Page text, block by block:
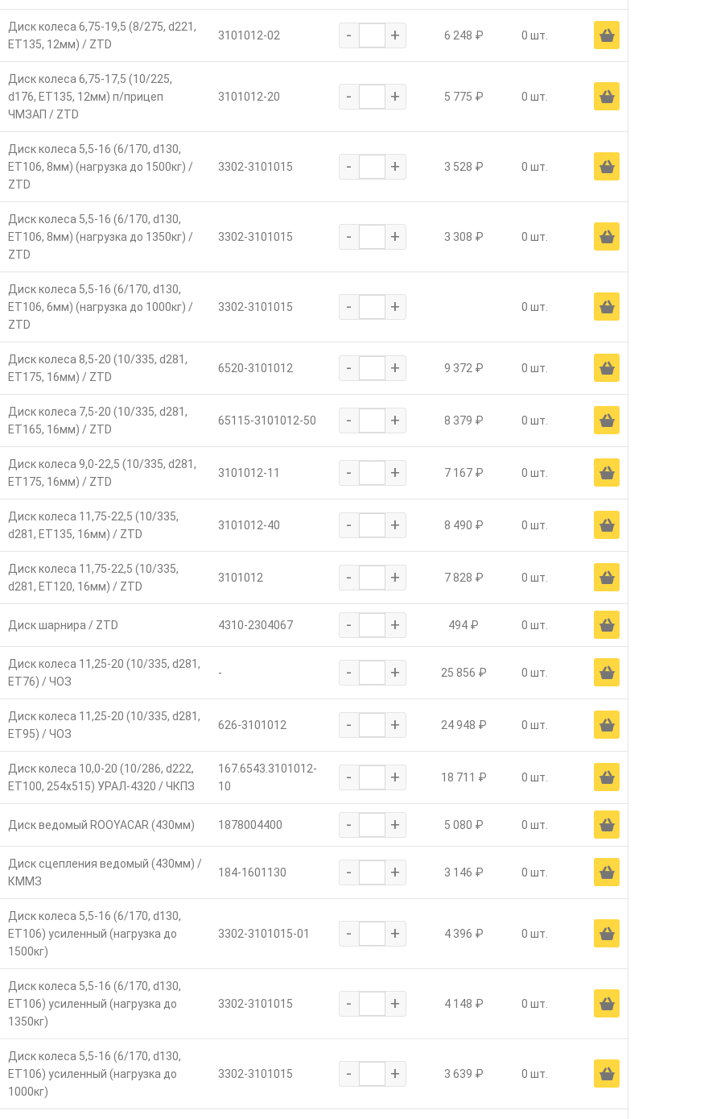
Диск колеса 6,75-19,5 (8/275, d221,
ET135, 12мм) / ZTD
3101012-02 - + 6 248 ₽ 0 шт. Ä
Диск колеса 6,75-17,5 (10/225,
d176, ET135, 12мм) п/прицеп
ЧМЗАП / ZTD
3101012-20 - + 5 775 ₽ 0 шт. Ä
Диск колеса 5,5-16 (6/170, d130,
ET106, 8мм) (нагрузка до 1500кг) /
ZTD
3302-3101015 - + 3 528 ₽ 0 шт. Ä
Диск колеса 5,5-16 (6/170, d130,
ET106, 8мм) (нагрузка до 1350кг) /
ZTD
3302-3101015 - + 3 308 ₽ 0 шт. Ä
Диск колеса 5,5-16 (6/170, d130,
ET106, 6мм) (нагрузка до 1000кг) /
ZTD
3302-3101015 - + 0 шт. Ä
Диск колеса 8,5-20 (10/335, d281,
ET175, 16мм) / ZTD
6520-3101012 - + 9 372 ₽ 0 шт. Ä
Диск колеса 7,5-20 (10/335, d281,
ET165, 16мм) / ZTD
65115-3101012-50 - + 8 379 ₽ 0 шт. Ä
Диск колеса 9,0-22,5 (10/335, d281,
ET175, 16мм) / ZTD
3101012-11 - + 7 167 ₽ 0 шт. Ä
Диск колеса 11,75-22,5 (10/335,
d281, ET135, 16мм) / ZTD
3101012-40 - + 8 490 ₽ 0 шт. Ä
Диск колеса 11,75-22,5 (10/335,
d281, ET120, 16мм) / ZTD
3101012 - + 7 828 ₽ 0 шт. Ä
Диск шарнира / ZTD 4310-2304067 - + 494 ₽ 0 шт. Ä
Диск колеса 11,25-20 (10/335, d281,
ET76) / ЧОЗ
- - + 25 856 ₽ 0 шт. Ä
Диск колеса 11,25-20 (10/335, d281,
ET95) / ЧОЗ
626-3101012 - + 24 948 ₽ 0 шт. Ä
Диск колеса 10,0-20 (10/286, d222,
ЕТ100, 254х515) УРАЛ-4320 / ЧКПЗ
167.6543.3101012-
10
- + 18 711 ₽ 0 шт. Ä
Диск ведомый ROOYACAR (430мм) 1878004400 - + 5 080 ₽ 0 шт. Ä
Диск сцепления ведомый (430мм) /
КММЗ
184-1601130 - + 3 146 ₽ 0 шт. Ä
Диск колеса 5,5-16 (6/170, d130,
ET106) усиленный (нагрузка до
1500кг)
3302-3101015-01 - + 4 396 ₽ 0 шт. Ä
Диск колеса 5,5-16 (6/170, d130,
ET106) усиленный (нагрузка до
1350кг)
3302-3101015 - + 4 148 ₽ 0 шт. Ä
Диск колеса 5,5-16 (6/170, d130,
ET106) усиленный (нагрузка до
1000кг)
3302-3101015 - + 3 639 ₽ 0 шт. Ä